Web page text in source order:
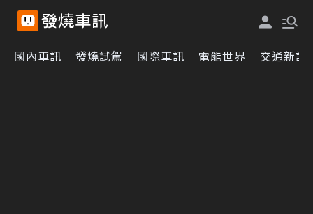
國內車訊 發燒試駕 國際車訊 電能世界 交通新訊